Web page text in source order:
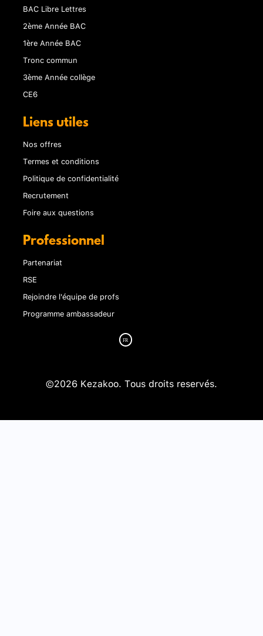
BAC Libre Lettres
2ème Année BAC
1ère Année BAC
Tronc commun
3ème Année collège
CE6
Liens utiles
Nos offres
Termes et conditions
Politique de confidentialité
Recrutement
Foire aux questions
Professionnel
Partenariat
RSE
Rejoindre l'équipe de profs
Programme ambassadeur
©2026 Kezakoo. Tous droits reservés.